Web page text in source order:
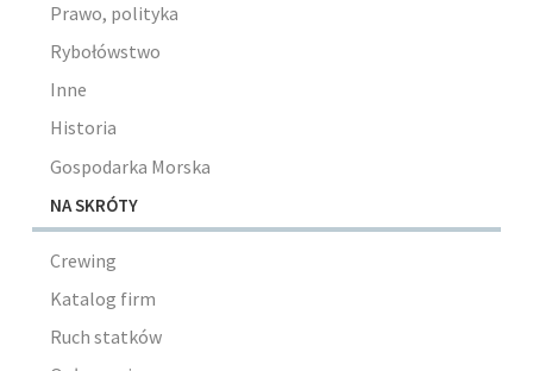
Prawo, polityka
Rybołówstwo
Inne
Historia
Gospodarka Morska
NA SKRÓTY
Crewing
Katalog firm
Ruch statków